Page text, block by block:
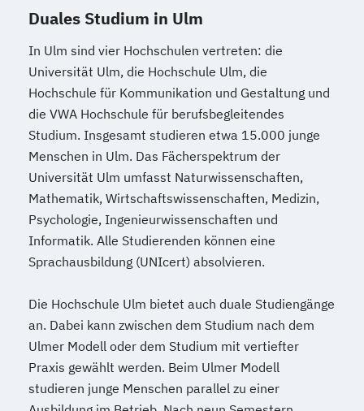
Duales Studium in Ulm
In Ulm sind vier Hochschulen vertreten: die
Universität Ulm, die Hochschule Ulm, die
Hochschule für Kommunikation und Gestaltung und
die VWA Hochschule für berufsbegleitendes
Studium. Insgesamt studieren etwa 15.000 junge
Menschen in Ulm. Das Fächerspektrum der
Universität Ulm umfasst Naturwissenschaften,
Mathematik, Wirtschaftswissenschaften, Medizin,
Psychologie, Ingenieurwissenschaften und
Informatik. Alle Studierenden können eine
Sprachausbildung (UNIcert) absolvieren.
Die Hochschule Ulm bietet auch duale Studiengänge
an. Dabei kann zwischen dem Studium nach dem
Ulmer Modell oder dem Studium mit vertiefter
Praxis gewählt werden. Beim Ulmer Modell
studieren junge Menschen parallel zu einer